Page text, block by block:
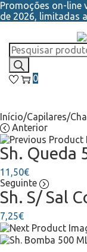
Promoções on-line
de 2026, limitadas
0
Início/Capilares/
Anterior
Sh. Queda
11,50€
Seguinte
Sh. S/ Sal
7,25€